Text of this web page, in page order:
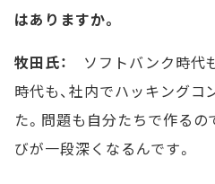
はありますか。
牧田氏：
ソフトバンク時代
時代も、社内でハッキングコ
た。問題も自分たちで作るの
びが一段深くなるんです。